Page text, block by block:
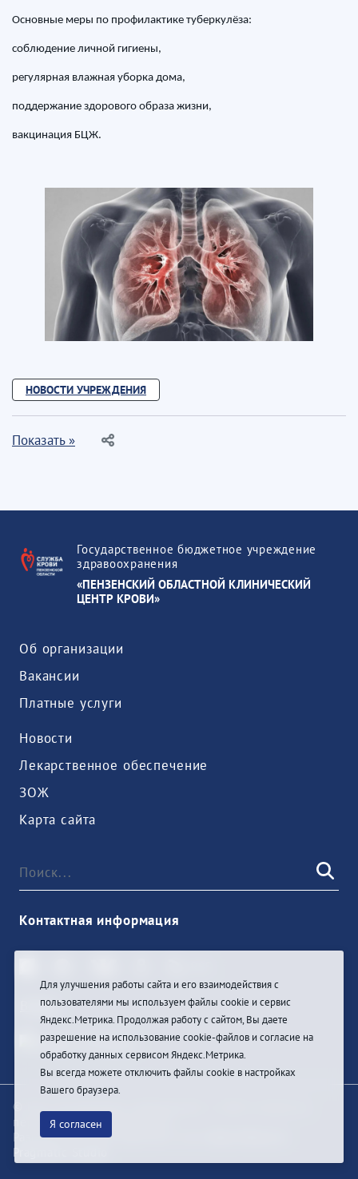
Основные меры по профилактике туберкулёза:
соблюдение личной гигиены,
регулярная влажная уборка дома,
поддержание здорового образа жизни,
вакцинация БЦЖ.
НОВОСТИ УЧРЕЖДЕНИЯ
Показать »
Государственное бюджетное учреждение
здравоохранения
«ПЕНЗЕНСКИЙ ОБЛАСТНОЙ КЛИНИЧЕСКИЙ
ЦЕНТР КРОВИ»
Об организации
Вакансии
Платные услуги
Новости
Лекарственное обеспечение
ЗОЖ
Карта сайта
Контактная информация
Войти
© При цитировании информации с сайта ссылка на
первоисточник обязательна
Разработка и техподдержка сайта
Pragmatic Studio
Для улучшения работы сайта и его взаимодействия с
пользователями мы используем файлы cookie и сервис
Яндекс.Метрика. Продолжая работу с сайтом, Вы даете
разрешение на использование cookie-файлов и согласие на
обработку данных сервисом Яндекс.Метрика.
Вы всегда можете отключить файлы cookie в настройках
Вашего браузера.
Я согласен